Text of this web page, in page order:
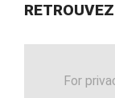
For